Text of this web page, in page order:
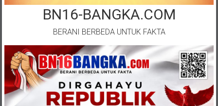
BN16-BANGKA.COM
BERANI BERBEDA UNTUK FAKTA